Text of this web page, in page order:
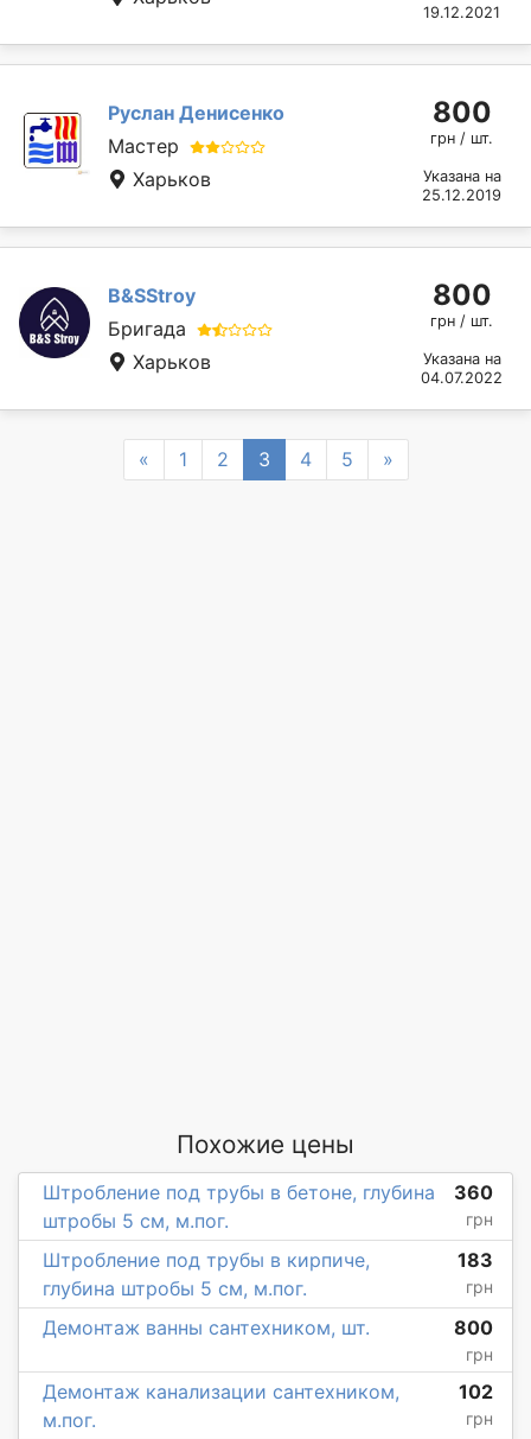
19.12.2021
Руслан Денисенко
Мастер
Харьков
800
грн / шт.
Указана на
25.12.2019
B&SStroy
Бригада
Харьков
800
грн / шт.
Указана на
04.07.2022
«Previous
1 2 3 4 5 »Next
Похожие цены
Штробление под трубы в бетоне, глубина
штробы 5 см, м.пог.
360
грн
Штробление под трубы в кирпиче,
глубина штробы 5 см, м.пог.
183
грн
Демонтаж ванны сантехником, шт. 800
грн
Демонтаж канализации сантехником,
м.пог.
102
грн